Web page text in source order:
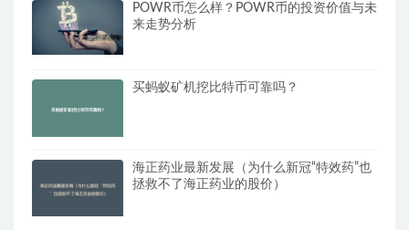
POWR币怎么样？POWR币的投资价值与未
来走势分析
买蚂蚁矿机挖比特币可靠吗？
海正药业最新发展（为什么新冠“特效药”也
拯救不了海正药业的股价）